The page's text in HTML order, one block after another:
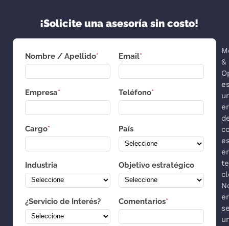
¡Solicite una asesoría sin costo!
Nombre / Apellido* Email*
Empresa* Teléfono*
Cargo* País
Industria Objetivo estratégico
¿Servicio de Interés? Comentarios*
&